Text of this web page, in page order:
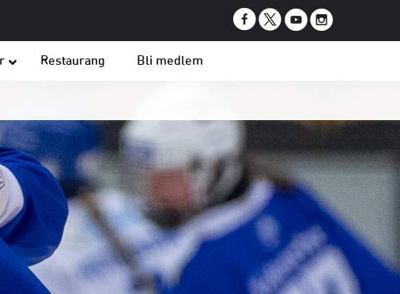
Restaurang Bli medlem